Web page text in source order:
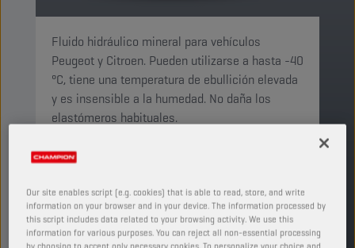
Fluido hidráulico mineral para vehículos
Peugeot y Citroen. Pueden utilizarse a hasta -40
°C, tiene una temperatura de ebullición elevada
y es insensible a la humedad. No daña los
elastómeros habituales.
Ver tamaños y envases disponibles
ENCUENTRA UN PUNTO DE VENTA
Our site enables script (e.g. cookies) that is able to read, store, and write
information on your browser and in your device. The information processed by
this script includes data related to your browsing activity. We use this
information for various purposes. You can reject all non-essential processing